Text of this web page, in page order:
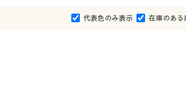
大き
代表色のみ表示 在庫のあ